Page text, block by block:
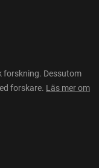
forskning. Dessutom
forskare. Läs mer om